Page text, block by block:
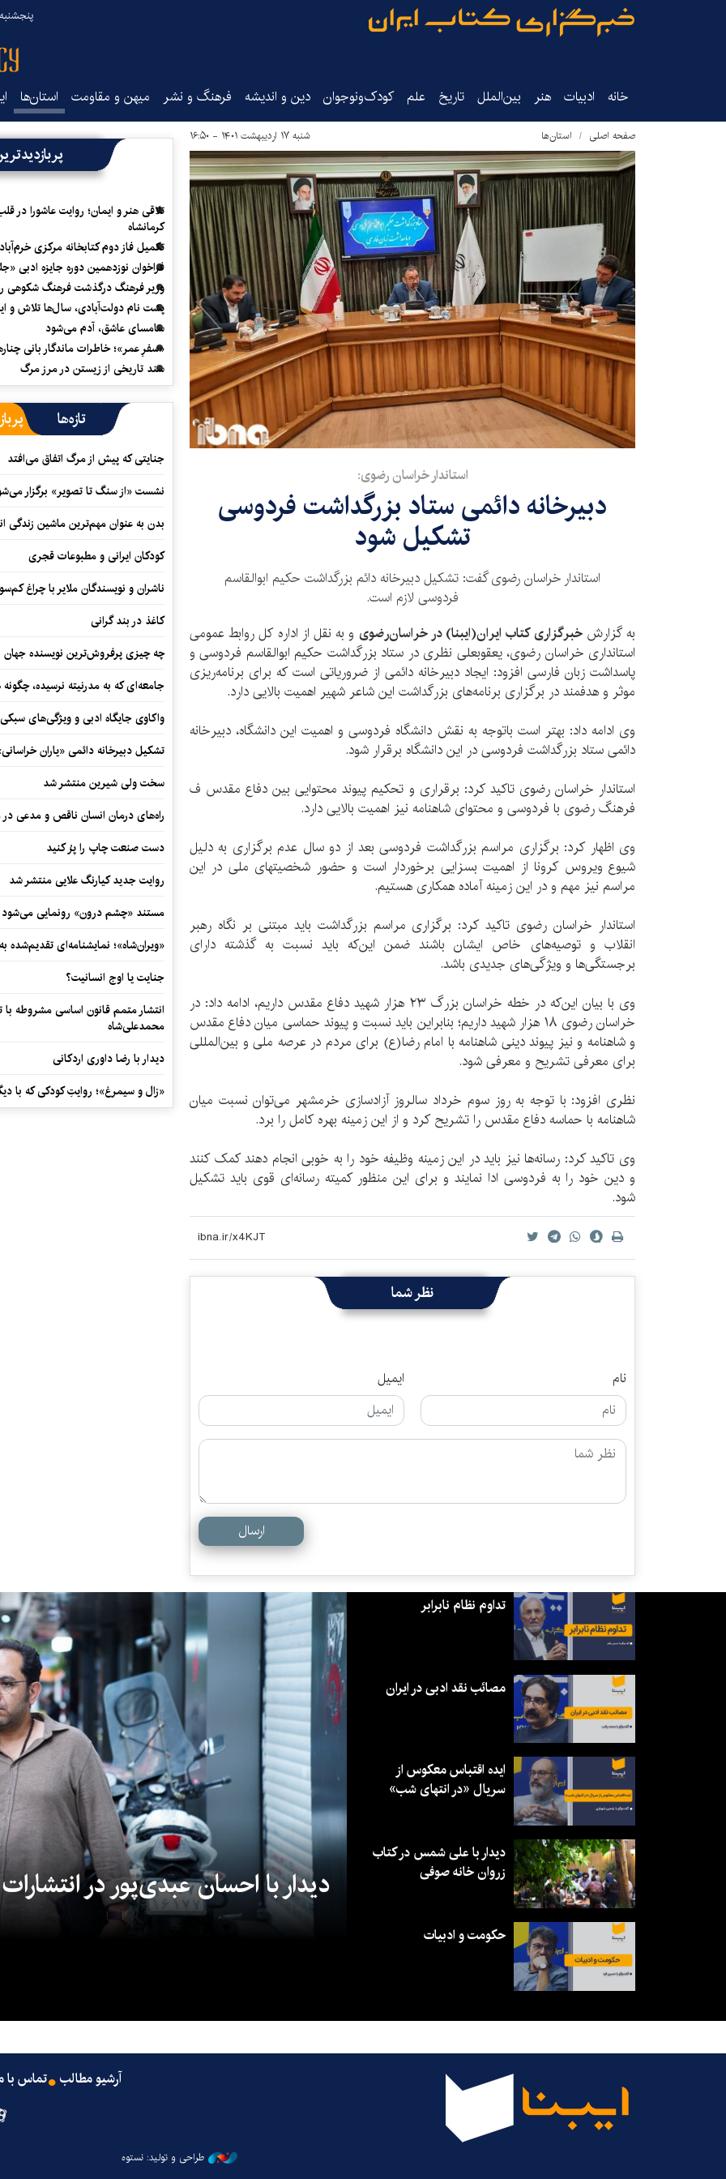
پنجشنبه ۱۵ مرداد ۱۴۰۵
خانه ادبیات هنر بین‌الملل تاریخ‌ علم کودک‌ونوجوان دین و اندیشه فرهنگ و نشر میهن و مقاومت استان‌ها
صفحه اصلی استان‌ها شنبه ۱۷ اردیبهشت ۱۴۰۱ - ۱۶:۵۰
استاندار خراسان رضوی:
دبیرخانه دائمی ستاد بزرگداشت فردوسی
تشکیل شود
استاندار خراسان رضوی گفت: تشکیل دبیرخانه دائم بزرگداشت حکیم‌ ابوالقاسم
فردوسی لازم است.
به گزارشخبرگزاری کتاب ایران(ایبنا) در خراسان‌رضوی و به نقل از اداره کل روابط عمومی
استانداری خراسان رضوی، یعقوبعلی نظری در ستاد بزرگداشت حکیم ابوالقاسم فردوسی و
پاسداشت زبان فارسی افزود: ایجاد دبیرخانه دائمی از ضروریاتی است که برای برنامه‌ریزی
موثر و هدفمند در برگزاری برنامه‌های بزرگداشت این شاعر شهیر اهمیت بالایی دارد.
وی ادامه داد: بهتر است باتوجه به نقش دانشگاه فردوسی و اهمیت این دانشگاه، دبیرخانه
دائمی ستاد بزرگداشت فردوسی در این دانشگاه برقرار شود.
استاندار خراسان رضوی تاکید کرد: برقراری و تحکیم پیوند محتوایی بین دفاع مقدس ف
فرهنگ رضوی با فردوسی و محتوای شاهنامه نیز اهمیت بالایی دارد.
وی اظهار کرد: برگزاری مراسم بزرگداشت فردوسی بعد از دو سال عدم برگزاری به دلیل
شیوع ویروس کرونا از اهمیت بسزایی برخوردار است و حضور شخصیتهای ملی در این
مراسم نیز مهم و در این زمینه آماده همکاری هستیم.
استاندار خراسان رضوی تاکید کرد: برگزاری مراسم بزرگداشت باید مبتنی بر نگاه رهبر
انقلاب و توصیه‌های خاص ایشان باشند ضمن این‌که باید نسبت به گذشته دارای
برجستگی‌ها و ویژگی‌های جدیدی باشد.
وی با بیان این‌که در خطه خراسان بزرگ ۲۳ هزار شهید دفاع مقدس داریم، ادامه داد: در
خراسان رضوی ۱۸ هزار شهید داریم؛ بنابراین باید نسبت و پیوند حماسی میان دفاع مقدس
و شاهنامه و نیز پیوند دینی شاهنامه با امام رضا(ع) برای مردم در عرصه ملی و بین‌المللی
برای معرفی تشریح و معرفی شود.
نظری افزود: با توجه به روز سوم خرداد سالروز آزادسازی خرمشهر می‌توان نسبت میان
شاهنامه با حماسه دفاع مقدس را تشریح کرد و از این زمینه بهره کامل را برد.
وی تاکید کرد: رسانه‌ها نیز باید در این زمینه وظیفه خود را به خوبی انجام دهند کمک کنند
و دین خود را به فردوسی ادا نمایند و برای این منظور کمیته رسانه‌ای قوی باید تشکیل
شود.
نظر شما
نام ایمیل
ارسال
تلاقی هنر و ایمان؛ روایت عاشورا در
کرمانشاه
تکمیل فاز دوم کتابخانه مرکزی
فراخوان نوزدهمین دوره جایزه ادبی
وزیر فرهنگ درگذشت فرهنگ شکوهی
پشت نام دولت‌آبادی، سال‌ها تلاش و
سامسای عاشق، آدم می‌شود
«سفرِ عمر»؛ خاطرات ماندگار بانی
سند تاریخی از زیستن در مرز مرگ
تازه‌ها
جنایتی که پیش از مرگ اتفاق می‌افتد
نشست «از سنگ تا تصویر» برگزار
بدن به عنوان مهم‌ترین ماشین زندگی
کودکان ایرانی و مطبوعات قجری
ناشران و نویسندگان ملایر با چراغ
کاغذ در بند گرانی
چه چیزی پرفروش‌ترین نویسنده جهان
جامعه‌ای که به مدرنیته نرسیده،
واکاوی جایگاه ادبی و ویژگی‌های
تشکیل دبیرخانه دائمی «یاران
سخت ولی شیرین منتشر شد
راه‌های درمان انسان ناقص و مدعی
دست صنعت چاپ را پرُ کنید
روایت جدید کیارنگ علایی منتشر شد
مستند «چشم درون» رونمایی می‌شود
«ویران‌شاه»؛ نمایشنامه‌ای تقدیم‌شده
جنایت یا اوج انسانیت؟
انتشار متمم قانون اساسی مشروطه
محمدعلی‌شاه
دیدار با رضا داوری اردکانی
«زال و سیمرغ»؛ روایتِ کودکی که با
دیدار با احسان عبدی‌پور در
تداوم نظام نابرابر
مصائب نقد ادبی در ایران
ایده اقتباس معکوس از
سریال «در انتهای شب»
دیدار با علی شمس در کتاب
زروان خانه صوفی
حکومت و ادبیات
آرشیو مطالب تماس با
طراحی و تولید: نستوه